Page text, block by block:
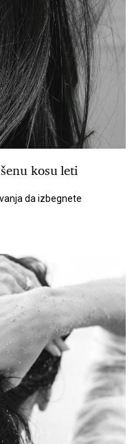
kosu leti
da izbegnete